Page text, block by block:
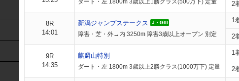
ダート・左 1800m 3歳以上1勝クラス(500万下) 定量 2
8R
14:01
新潟ジャンプステークス J・GIII
障害・芝・外→内 3250m 障害3歳以上オープン 別定
1
2
9R
14:35
麒麟山特別
ダート・左 1800m 3歳以上2勝クラス(1000万下) 定量
1
2